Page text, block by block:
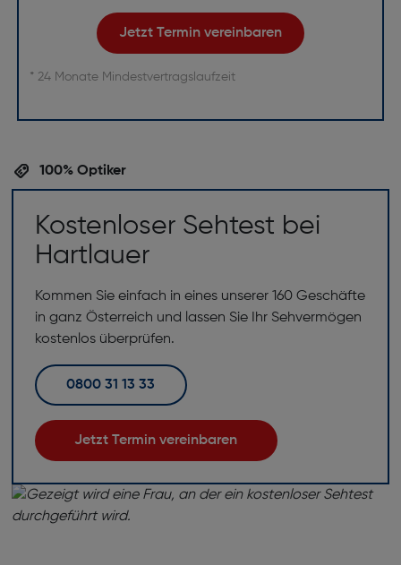
Jetzt Termin vereinbaren
* 24 Monate Mindestvertragslaufzeit
100% Optiker
Kostenloser Sehtest bei
Hartlauer
Kommen Sie einfach in eines unserer 160 Geschäfte
in ganz Österreich und lassen Sie Ihr Sehvermögen
kostenlos überprüfen.
0800 31 13 33
Jetzt Termin vereinbaren